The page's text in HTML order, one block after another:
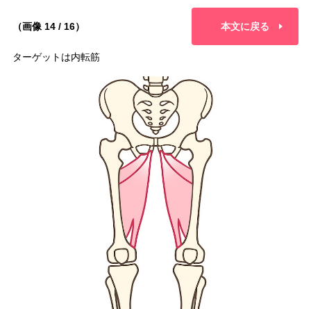
（画像 14 / 16） 本文に戻る
ターゲットは内転筋